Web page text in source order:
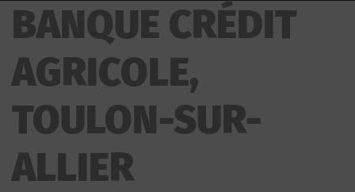
BANQUE CRÉDIT
AGRICOLE,
TOULON-SUR-
ALLIER